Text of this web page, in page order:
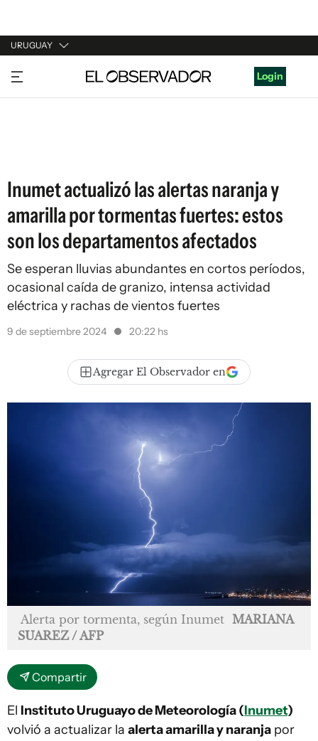
URUGUAY
URUGUAY
ARGENTINA
Login
Inumet actualizó las alertas naranja y
amarilla por tormentas fuertes: estos
son los departamentos afectados
Se esperan lluvias abundantes en cortos períodos,
ocasional caída de granizo, intensa actividad
eléctrica y rachas de vientos fuertes
9 de septiembre 2024 20:22 hs
Agregar El Observador en
Alerta por tormenta, según Inumet MARIANA
SUAREZ / AFP
Compartir
El Instituto Uruguayo de Meteorología (Inumet)
volvió a actualizar la alerta amarilla y naranja por